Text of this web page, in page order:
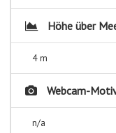
Höhe über
4 m
Webcam-
n/a